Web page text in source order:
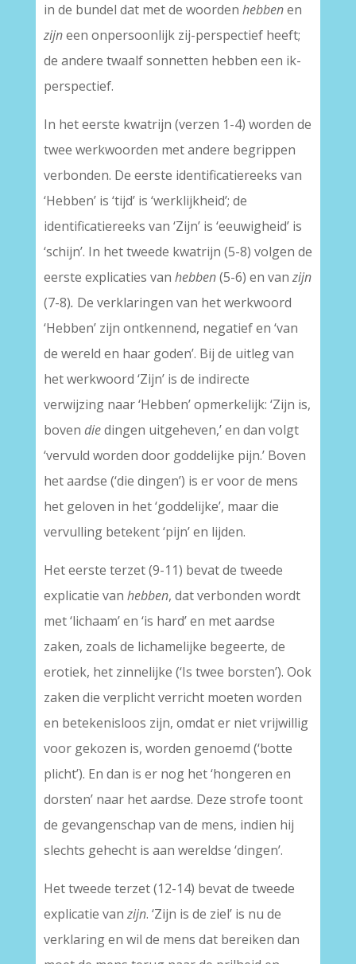
in de bundel dat met de woorden hebbenen
zijneen onpersoonlijk zij-perspectief heeft;
de andere twaalf sonnetten hebben een ik-
perspectief.
In het eerste kwatrijn (verzen 1-4) worden de
twee werkwoorden met andere begrippen
verbonden. De eerste identificatiereeks van
‘Hebben’ is ‘tijd’ is ‘werklijkheid’; de
identificatiereeks van ‘Zijn’ is ‘eeuwigheid’ is
‘schijn’. In het tweede kwatrijn (5-8) volgen de
eerste explicaties van hebben(5-6) en van zijn
(7-8). De verklaringen van het werkwoord
‘Hebben’ zijn ontkennend, negatief en ‘van
de wereld en haar goden’. Bij de uitleg van
het werkwoord ‘Zijn’ is de indirecte
verwijzing naar ‘Hebben’ opmerkelijk: ‘Zijn is,
boven diedingen uitgeheven,’ en dan volgt
‘vervuld worden door goddelijke pijn.’ Boven
het aardse (‘die dingen’) is er voor de mens
het geloven in het ‘goddelijke’, maar die
vervulling betekent ‘pijn’ en lijden.
Het eerste terzet (9-11) bevat de tweede
explicatie van hebben, dat verbonden wordt
met ‘lichaam’ en ‘is hard’ en met aardse
zaken, zoals de lichamelijke begeerte, de
erotiek, het zinnelijke (‘Is twee borsten’). Ook
zaken die verplicht verricht moeten worden
en betekenisloos zijn, omdat er niet vrijwillig
voor gekozen is, worden genoemd (‘botte
plicht’). En dan is er nog het ‘hongeren en
dorsten’ naar het aardse. Deze strofe toont
de gevangenschap van de mens, indien hij
slechts gehecht is aan wereldse ‘dingen’.
Het tweede terzet (12-14) bevat de tweede
explicatie van zijn. ‘Zijn is de ziel’ is nu de
verklaring en wil de mens dat bereiken dan